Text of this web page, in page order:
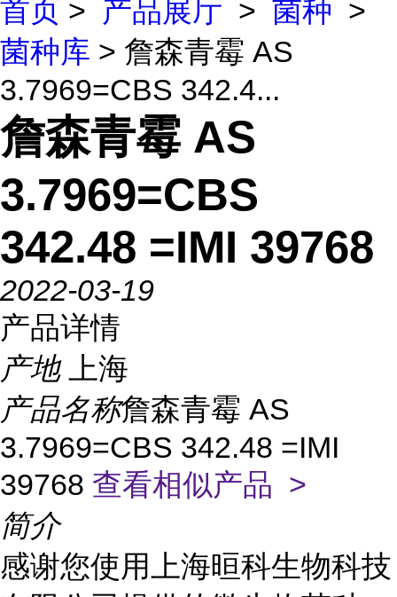
首页 > 产品展厅 > 菌种 >
菌种库 > 詹森青霉 AS
3.7969=CBS 342.4...
詹森青霉 AS
3.7969=CBS
342.48 =IMI 39768
2022-03-19
产品详情
产地
上海
产品名称詹森青霉 AS
3.7969=CBS 342.48 =IMI
39768 查看相似产品 >
简介
感谢您使用上海晅科生物科技